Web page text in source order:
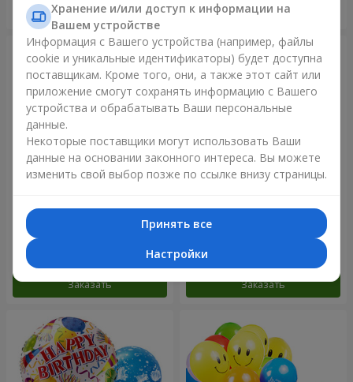
Заказать Заказать
Фонтан шаров "Полярное
сияние"
Заказать
Коллекция шариков
"Веселый День Рождения" -
7 шариков
Заказать
Хранение и/или доступ к информации на
Вашем устройстве
Информация с Вашего устройства (например, файлы
cookie и уникальные идентификаторы) будет доступна
поставщикам. Кроме того, они, а также этот сайт или
приложение смогут сохранять информацию с Вашего
устройства и обрабатывать Ваши персональные
данные.
Некоторые поставщики могут использовать Ваши
данные на основании законного интереса. Вы можете
изменить свой выбор позже по ссылке внизу страницы.
Принять все
Настройки